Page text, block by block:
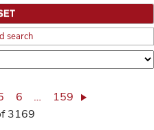
search
6 …
159
3169